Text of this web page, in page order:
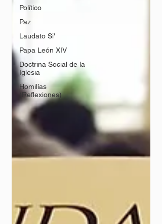
Político
Paz
Laudato Si'
Papa León XIV
Doctrina Social de la
Iglesia
Homilías
(Reflexiones)